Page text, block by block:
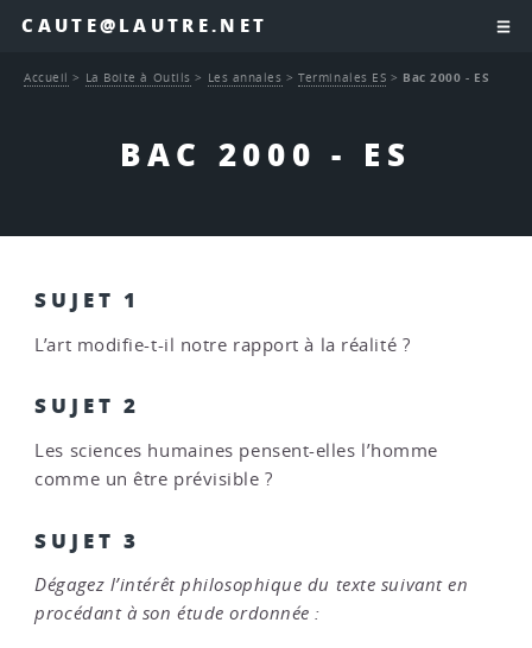
CAUTE@LAUTRE.NET
BAC 2000 - ES
Accueil > La Boite à Outils > Les annales >Terminales ES > Bac 2000 - ES
SUJET 1
L’art modifie-t-il notre rapport à la réalité ?
SUJET 2
Les sciences humaines pensent-elles l’homme
comme un être prévisible ?
SUJET 3
Dégagez l’intérêt philosophique du texte suivant en
procédant à son étude ordonnée :